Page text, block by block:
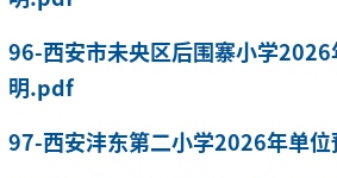
96-西安市未央区后围寨小学
明.pdf
97-西安沣东第二小学2026年单